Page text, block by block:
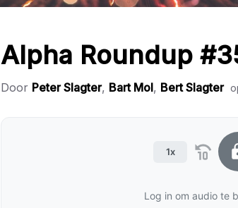
Alpha Roundup
Door Peter Slagter, Bart Mol, Bert Slagter
1x
Log in om audio te